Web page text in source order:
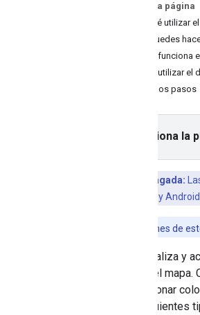
En esta página
Por qué utilizar
Qué puedes
Cómo funciona
Cómo utilizar el
Próximos pasos
Selecciona la
Función pagada:
Maps para iOS y
Las funciones de
Personaliza y
cargar el
seleccionar
los siguientes